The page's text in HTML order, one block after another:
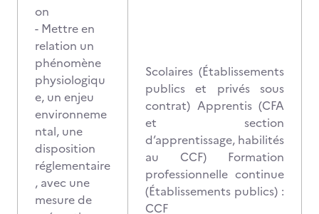
on
- Mettre en
relation un
phénomène
physiologiqu
e, un enjeu
environneme
ntal, une
disposition
réglementaire
, avec une
mesure de
Scolaires (Établissements
publics et privés sous
contrat) Apprentis (CFA
et section
d’apprentissage, habilités
au CCF) Formation
professionnelle continue
(Établissements publics) :
CCF